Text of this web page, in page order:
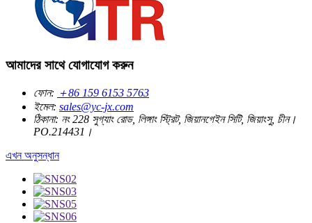
আমাদের সাথে যোগাযোগ করুন
ফোন: ＋86 159 6153 5763
ইমেল: sales@yc-jx.com
ঠিকানা: নং 228 সুগ্যাং রোড, লিঙ্গাং স্ট্রিট, জিয়ানগেইন সিটি, জিয়াংসু, চীন।
PO.214431।
এখন অনুসন্ধান